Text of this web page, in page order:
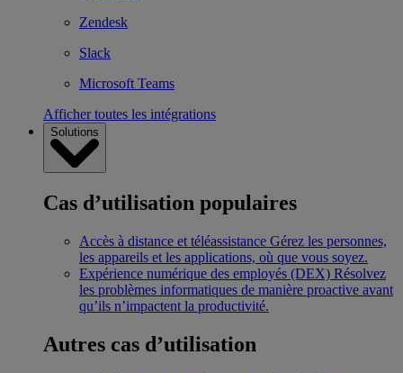
Zendesk
Slack
Microsoft Teams
Afficher toutes les intégrations
Solutions
Cas d’utilisation populaires
Accès à distance et téléassistance Gérez les personnes,
les appareils et les applications, où que vous soyez.
Expérience numérique des employés (DEX) Résolvez
les problèmes informatiques de manière proactive avant
qu’ils n’impactent la productivité.
Autres cas d’utilisation